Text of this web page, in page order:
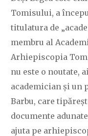
Tomisului, a
titulatura de
membru al
Arhiepiscopia
nu este o noutate,
academician și un
Barbu, care
documente
ajuta pe